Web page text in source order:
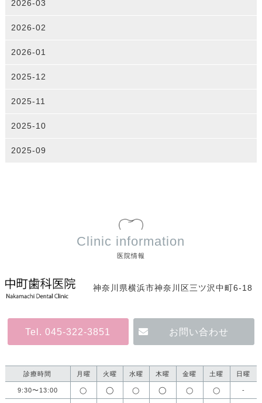
2026-03
2026-02
2026-01
2025-12
2025-11
2025-10
2025-09
Clinic information
医院情報
神奈川県横浜市神奈川区三ツ沢中町6-18
Tel. 045-322-3851 お問い合わせ
診療時間 月曜 火曜 水曜 木曜 金曜 土曜 日曜
9:30〜13:00 ◯ ◯ ◯ ◯ ◯ ◯ -